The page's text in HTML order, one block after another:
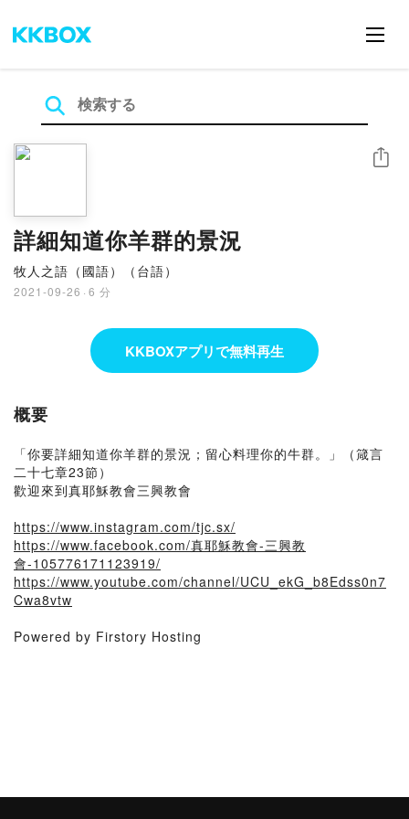
詳細知道你羊群的景況
牧人之語（國語）（台語）
2021-09-26 · 6 分
シェア
KKBOXアプリで無料再生
概要
「你要詳細知道你羊群的景況；留心料理你的牛群。」（箴言
二十七章23節）
歡迎來到真耶穌教會三興教會
https://www.instagram.com/tjc.sx/
https://www.facebook.com/真耶穌教會-三興教
會-105776171123919/
https://www.youtube.com/channel/UCU_ekG_b8Edss0n7
Cwa8vtw
Powered by Firstory Hosting